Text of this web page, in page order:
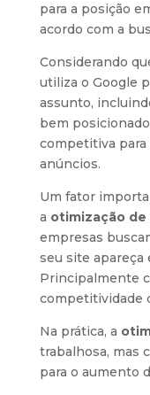
para a posição
acordo com a
Considerando
utiliza o Google
assunto,
bem
competitiva
anúncios.
Um fator
a otimização de
empresas
seu site apareça
Principalmente
competitividade
Na prática, a
trabalhosa, mas
para o aumento